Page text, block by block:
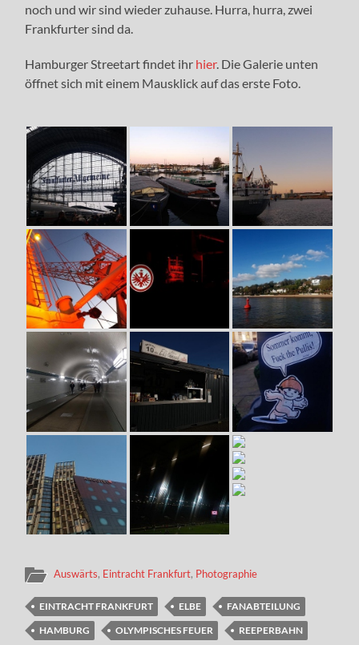
noch und wir sind wieder zuhause. Hurra, hurra, zwei
Frankfurter sind da.
Hamburger Streetart findet ihr hier. Die Galerie unten
öffnet sich mit einem Mausklick auf das erste Foto.
Auswärts, Eintracht Frankfurt, Photographie
EINTRACHT FRANKFURT ELBE
FANABTEILUNG
HAMBURG
OLYMPISCHES FEUER REEPERBAHN